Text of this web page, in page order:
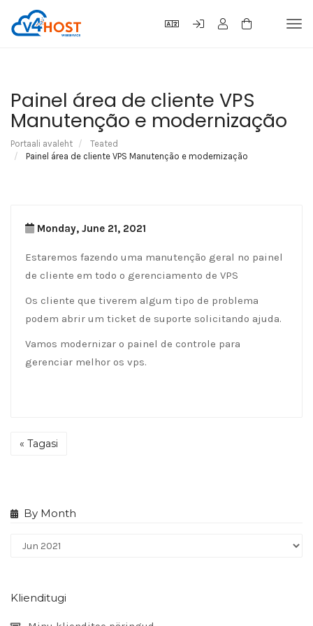
Painel área de cliente VPS
Manutenção e modernização
Portaali avaleht
Teated
Painel área de cliente VPS Manutenção e modernização
By Month
Klienditugi
Monday, June 21, 2021
Estaremos fazendo uma manutenção geral no painel
de cliente em todo o gerenciamento de VPS
Os cliente que tiverem algum tipo de problema
podem abrir um ticket de suporte solicitando ajuda.
Vamos modernizar o painel de controle para
gerenciar melhor os vps.
« Tagasi